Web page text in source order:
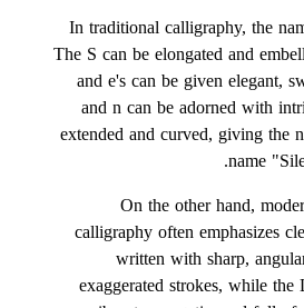
In traditional calligraphy, the
The S can be elongated and
and e's can be given elegant,
and n can be adorned with
extended and curved, giving the
name
On the other hand,
calligraphy often emphasizes
written with sharp,
exaggerated strokes, while